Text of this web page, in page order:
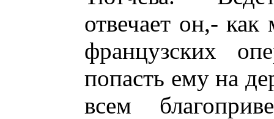
отвечает он,-
французских
попасть ему на
всем